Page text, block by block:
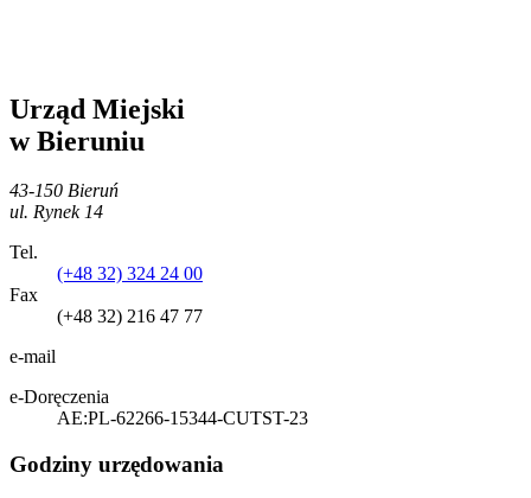
Urząd Miejski
w Bieruniu
43-150 Bieruń
ul. Rynek 14
Tel.
(+48 32) 324 24 00
Fax
(+48 32) 216 47 77
e-mail
e-Doręczenia
AE:PL-62266-15344-CUTST-23
Godziny urzędowania